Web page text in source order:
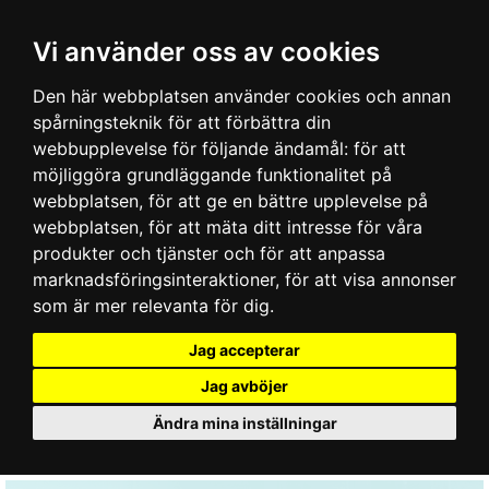
Vi använder oss av cookies
Den här webbplatsen använder cookies och annan
spårningsteknik för att förbättra din
webbupplevelse för följande ändamål: för att
möjliggöra grundläggande funktionalitet på
webbplatsen, för att ge en bättre upplevelse på
webbplatsen, för att mäta ditt intresse för våra
produkter och tjänster och för att anpassa
marknadsföringsinteraktioner, för att visa annonser
som är mer relevanta för dig.
Jag accepterar
Jag avböjer
Ändra mina inställningar